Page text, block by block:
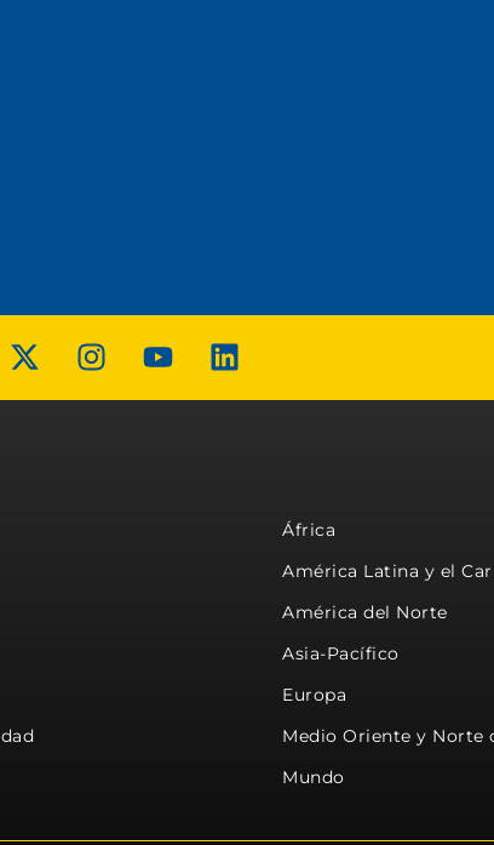
África
América Latina y el
América del Norte
Asia-Pacífico
Europa
Medio Oriente y Norte
Mundo